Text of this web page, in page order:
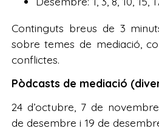
Continguts breus de 3
sobre temes de mediació,
conflictes.
Pòdcasts de mediació
24 d’octubre, 7 de
de desembre i 19 de